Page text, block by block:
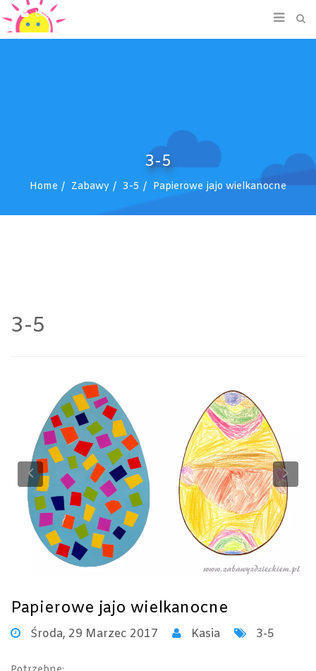
Login/Signup
3-5
Home Zabawy 3-5 Papierowe jajo wielkanocne
3-5
Previous
Papierowe jajo wielkanocne
Środa, 29 Marzec 2017 Kasia 3-5